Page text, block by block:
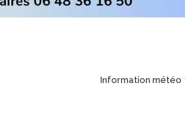
Information météo